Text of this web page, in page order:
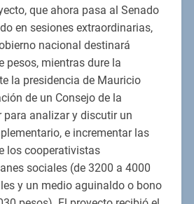
que ahora pasa al Senado
en sesiones extraordinarias,
nacional destinará
pesos, mientras dure la
la presidencia de Mauricio
de un Consejo de la
para analizar y discutir un
e incrementar las
los cooperativistas
sociales (de 3200 a 4000
y un medio aguinaldo o bono